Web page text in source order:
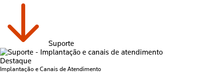
Suporte
Destaque
Implantação e Canais de Atendimento